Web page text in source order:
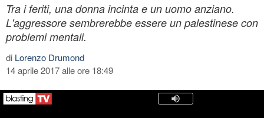
Tra i feriti, una donna incinta e un uomo anziano.
L'aggressore sembrerebbe essere un palestinese con
problemi mentali.
di Lorenzo Drumond
14 aprile 2017 alle ore 18:49